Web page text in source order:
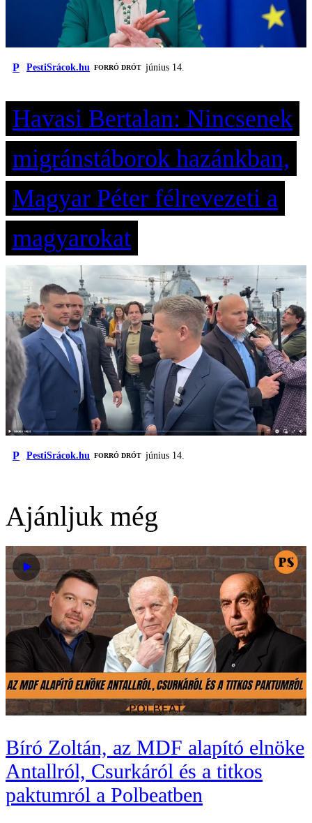
P PestiSrácok.hu FORRÓ DRÓT június 14.
Havasi Bertalan: Nincsenek
migránstáborok hazánkban,
Magyar Péter félrevezeti a
magyarokat
P PestiSrácok.hu FORRÓ DRÓT június 14.
Ajánljuk még
Bíró Zoltán, az MDF alapító elnöke
Antallról, Csurkáról és a titkos
paktumról a Polbeatben